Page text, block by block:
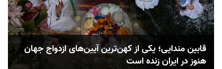
قابین مندایی؛ یکی از کهن‌ترین آیین‌های ازدواج جهان
هنوز در ایران زنده است